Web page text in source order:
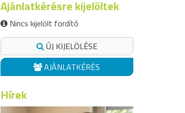
Ajánlatkérésre kijelöltek
Nincs kijelölt fordító
ÚJ KIJELÖLÉSE
AJÁNLATKÉRÉS
Hírek